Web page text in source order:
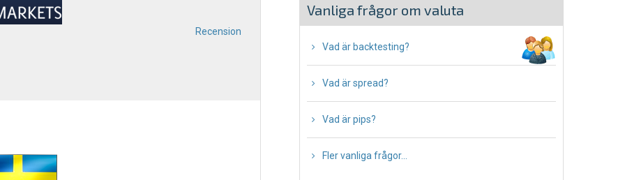
Recension
Vanliga frågor om valuta
Vad är backtesting?
Vad är spread?
Vad är pips?
Fler vanliga frågor...